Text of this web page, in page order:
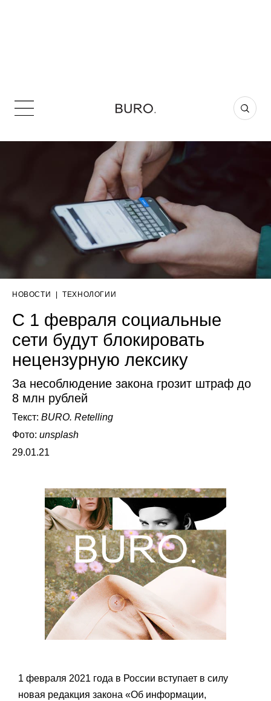
НОВОСТИ ТЕХНОЛОГИИ
С 1 февраля социальные
сети будут блокировать
нецензурную лексику
За несоблюдение закона грозит штраф до
8 млн рублей
Текст: BURO. Retelling
Фото: unsplash
29.01.21
1 февраля 2021 года в России вступает в силу
новая редакция закона «Об информации,